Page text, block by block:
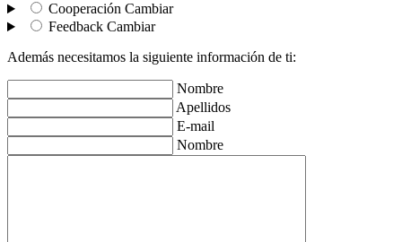
Cooperación Cambiar
Feedback Cambiar
Además necesitamos la siguiente información de ti:
Nombre
Apellidos
E-mail
Nombre